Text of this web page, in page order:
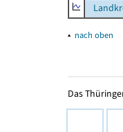
▴ nach oben
Das